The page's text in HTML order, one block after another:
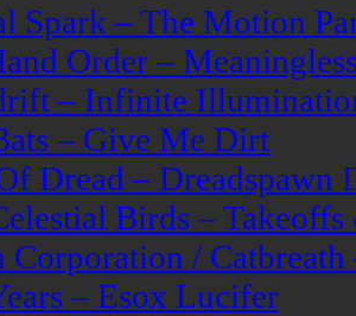
Spark – The Motion
Order –
– Infinite
– Give Me Dirt
Dread – Dreadspawn
Birds –
Corporation /
– Esox Lucifer